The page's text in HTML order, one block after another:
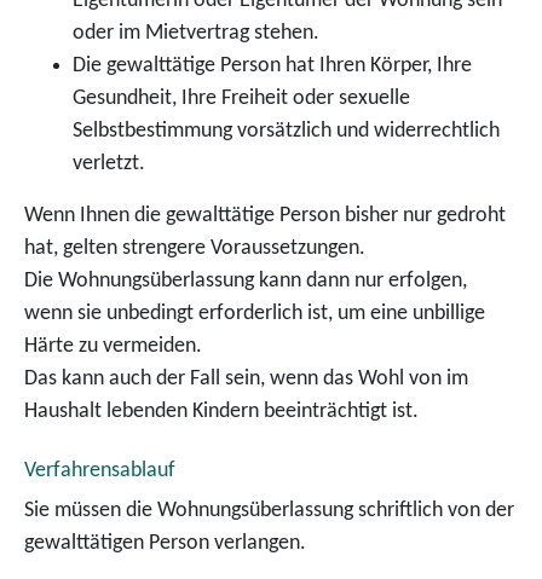
oder im Mietvertrag stehen.
Die gewalttätige Person hat Ihren Körper, Ihre
Gesundheit, Ihre Freiheit oder sexuelle
Selbstbestimmung vorsätzlich und widerrechtlich
verletzt.
Wenn Ihnen die gewalttätige Person bisher nur gedroht
hat, gelten strengere Voraussetzungen.
Die Wohnungsüberlassung kann dann nur erfolgen,
wenn sie unbedingt erforderlich ist, um eine unbillige
Härte zu vermeiden.
Das kann auch der Fall sein, wenn das Wohl von im
Haushalt lebenden Kindern beeinträchtigt ist.
Verfahrensablauf
Sie müssen die Wohnungsüberlassung schriftlich von der
gewalttätigen Person verlangen.